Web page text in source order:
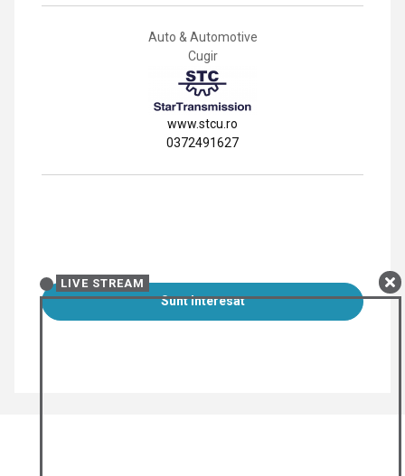
Auto & Automotive
Cugir
www.stcu.ro
0372491627
Sunt Interesat
LIVE STREAM